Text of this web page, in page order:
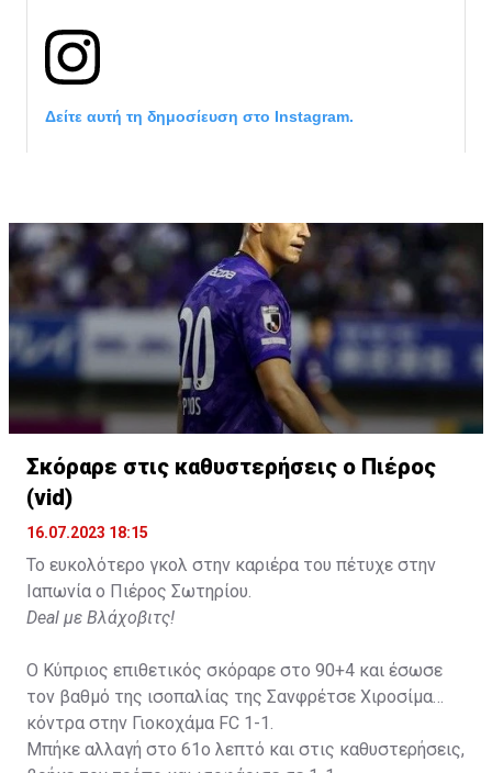
Δείτε αυτή τη δημοσίευση στο Instagram.
Σκόραρε στις καθυστερήσεις ο Πιέρος
(vid)
16.07.2023 18:15
Το ευκολότερο γκολ στην καριέρα του πέτυχε στην
Ιαπωνία ο Πιέρος Σωτηρίου.
Deal με Βλάχοβιτς!
Ο Κύπριος επιθετικός σκόραρε στο 90+4 και έσωσε
τον βαθμό της ισοπαλίας της Σανφρέτσε Χιροσίμα
κόντρα στην Γιοκοχάμα FC 1-1.
Μπήκε αλλαγή στο 61ο λεπτό και στις καθυστερήσεις,